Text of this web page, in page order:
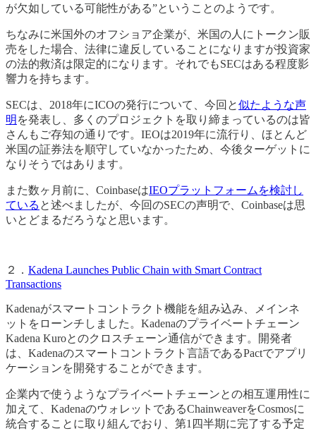
が欠如している可能性がある”ということのようです。
ちなみに米国外のオフショア企業が、米国の人にトークン販
売をした場合、法律に違反していることになりますが投資家
の法的救済は限定的になります。それでもSECはある程度影
響力を持ちます。
SECは、2018年にICOの発行について、今回と似たような声
明 を発表し、多くのプロジェクトを取り締まっているのは皆
さんもご存知の通りです。IEOは2019年に流行り、ほとんど
米国の証券法を順守していなかったため、今後ターゲットに
なりそうではあります。
また数ヶ月前に、CoinbaseはIEOプラットフォームを検討し
ている と述べましたが、今回のSECの声明で、Coinbaseは思
いとどまるだろうなと思います。
２． Kadena Launches Public Chain with Smart Contract
Transactions
Kadenaがスマートコントラクト機能を組み込み、メインネ
ットをローンチしました。Kadenaのプライベートチェーン
Kadena Kuroとのクロスチェーン通信ができます。開発者
は、Kadenaのスマートコントラクト言語であるPactでアプリ
ケーションを開発することができます。
企業内で使うようなプライベートチェーンとの相互運用性に
加えて、KadenaのウォレットであるChainweaverをCosmosに
統合することに取り組んでおり、第1四半期に完了する予定